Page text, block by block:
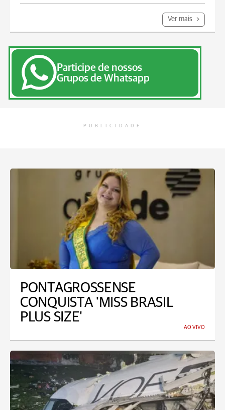
Ver mais
Participe de nossos
Grupos de Whatsapp
PUBLICIDADE
PONTAGROSSENSE
CONQUISTA 'MISS BRASIL
PLUS SIZE'
AO VIVO